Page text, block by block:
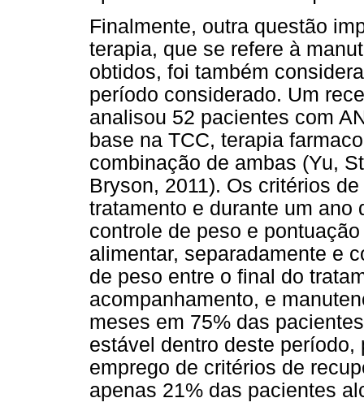
Finalmente, outra questão
terapia, que se refere à
obtidos, foi também
período considerado. Um
analisou 52 pacientes com
base na TCC, terapia
combinação de ambas (Yu,
Bryson, 2011). Os critérios
tratamento e durante um
controle de peso e
alimentar, separadamente e
de peso entre o final do
acompanhamento, e
meses em 75% das
estável dentro deste
emprego de critérios de
apenas 21% das pacientes